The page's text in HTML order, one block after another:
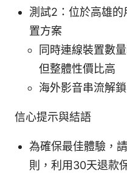
測試2：位於高雄
置方案
同時連線裝置數
但整體性價比高
海外影音串流解
信心提示與結語
為確保最佳體驗，
則，利用30天退款